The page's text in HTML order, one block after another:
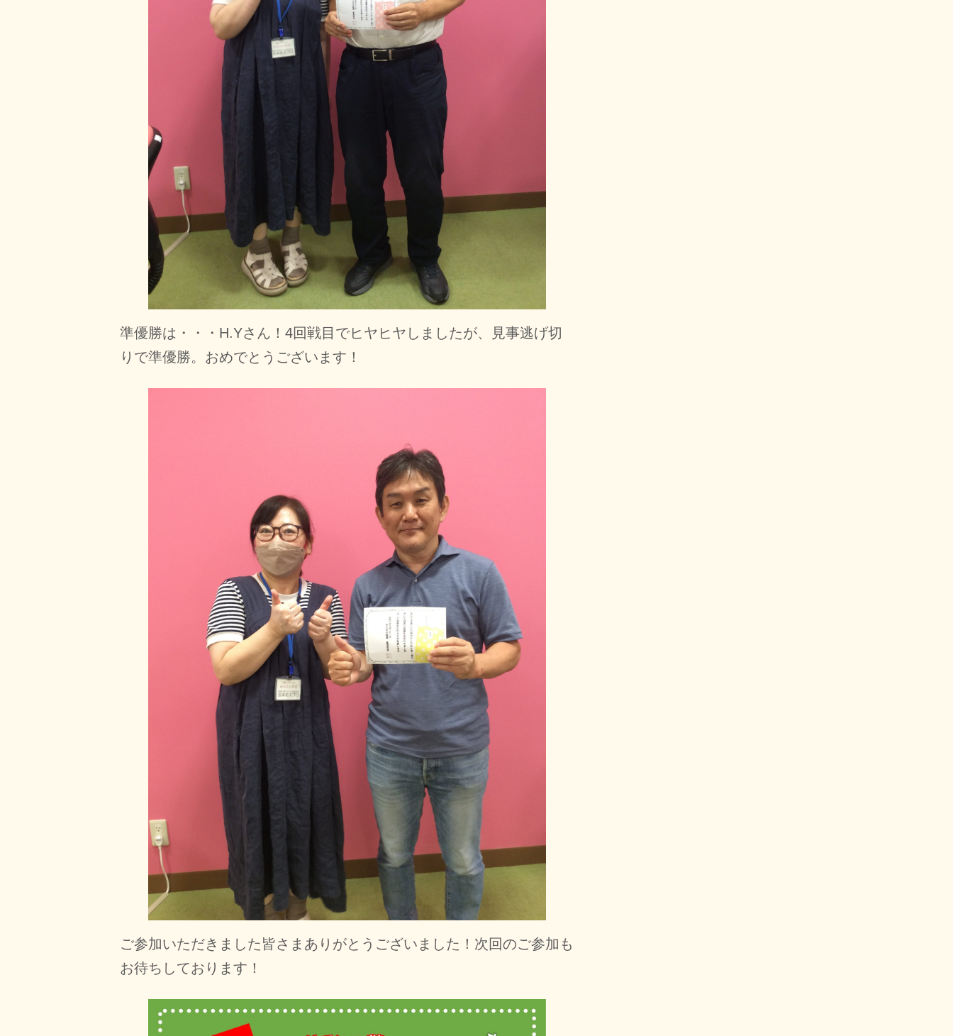
準優勝は・・・H.Yさん！4回戦目でヒヤヒヤしましたが、見事逃げ切
りで準優勝。おめでとうございます！
ご参加いただきました皆さまありがとうございました！次回のご参加も
お待ちしております！